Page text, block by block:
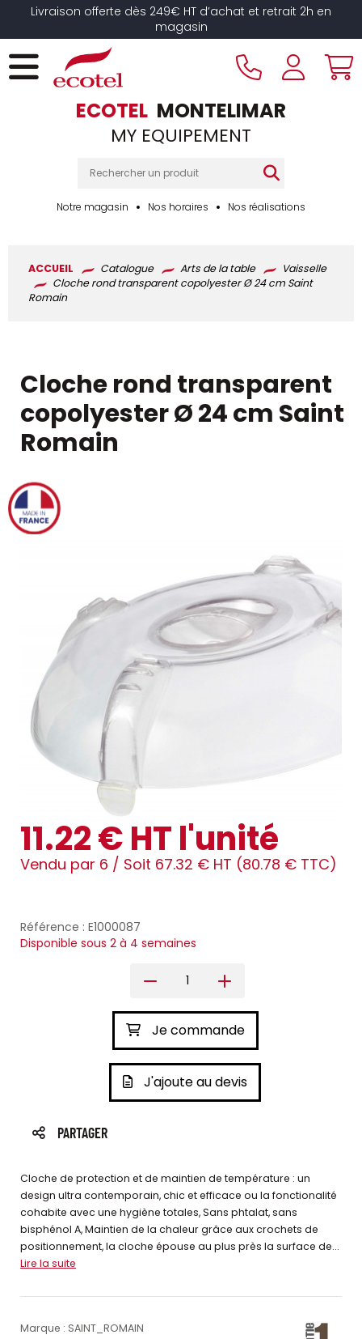
Livraison offerte dès 249€ HT d’achat et retrait 2h en
magasin
ECOTEL MONTELIMAR
MY EQUIPEMENT
Notre magasin Nos horaires Nos réalisations
ACCUEIL Catalogue Arts de la table
Vaisselle
Cloche rond transparent copolyester Ø 24 cm Saint
Romain
Cloche rond transparent
copolyester Ø 24 cm Saint
Romain
11.22 € HT l'unité
Vendu par 6 / Soit 67.32 € HT (80.78 € TTC)
Référence : E1000087
Disponible sous 2 à 4 semaines
Je commande
J'ajoute au devis
PARTAGER
Cloche de protection et de maintien de température : un
design ultra contemporain, chic et efficace ou la fonctionalité
cohabite avec une hygiène totales, Sans phtalat, sans
bisphénol A, Maintien de la chaleur grâce aux crochets de
positionnement, la cloche épouse au plus près la surface de...
Lire la suite
Marque : SAINT_ROMAIN
Panneau de gestion des cookies